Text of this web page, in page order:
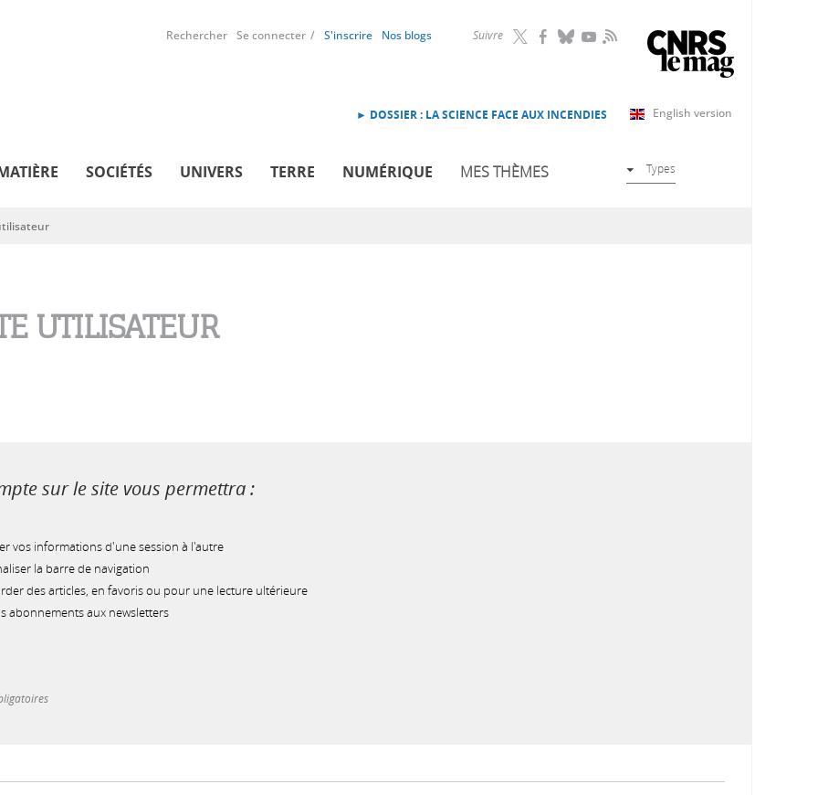
Suivre RSS
Rechercher Se connecter S'inscrire Nos blogs
English version
► DOSSIER : LA SCIENCE FACE AUX INCENDIES
SOCIÉTÉS UNIVERS TERRE NUMÉRIQUE MES THÈMES Types
UTILISATEUR
sur le site vous permettra :
vos informations d'une session à l'autre
la barre de navigation
des articles, en favoris ou pour une lecture ultérieure
abonnements aux newsletters